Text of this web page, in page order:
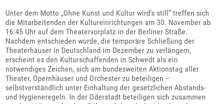
Unter dem Motto „Ohne Kunst und Kultur wird's still“ treffen sich
die Mitarbeitenden der Kultureinrichtungen am 30. November ab
16:45 Uhr auf dem Theatervorplatz in der Berliner Straße.
Nachdem entschieden wurde, die temporäre Schließung der
Theaterhäuser in Deutschland im Dezember zu verlängern,
erscheint es den Kulturschaffenden in Schwedt als ein
notwendiges Zeichen, sich am bundesweiten Aktionstag aller
Theater, Opernhäuser und Orchester zu beteiligen –
selbstverständlich unter Einhaltung der gesetzlichen Abstands-
und Hygieneregeln. In der Oderstadt beteiligen sich zusammen